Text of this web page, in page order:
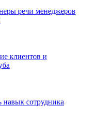
речи менеджеров
клиентов и
навык сотрудника